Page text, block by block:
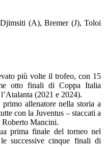
(A), Bremer (J), Toloi
più volte il trofeo, con 15
otto finali di Coppa Italia
(2021 e 2024).
allenatore nella storia a
con la Juventus – staccati a
Roberto Mancini.
prima finale del torneo nel
successive cinque finali di